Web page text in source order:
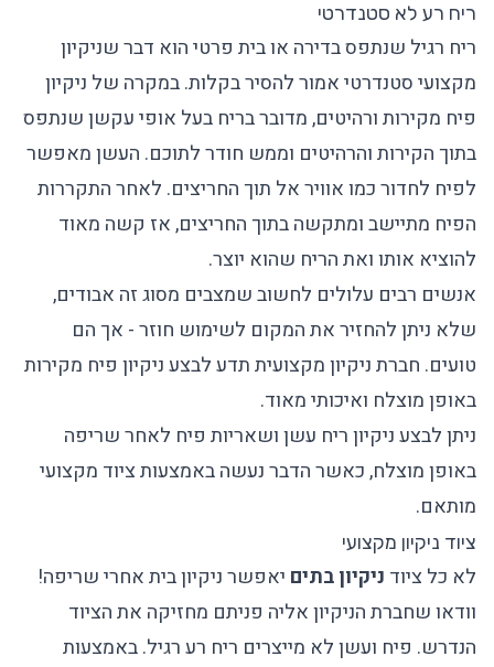
ריח רע לא סטנדרטי
ריח רגיל שנתפס בדירה או בית פרטי הוא דבר שניקיון
מקצועי סטנדרטי אמור להסיר בקלות. במקרה של ניקיון
פיח מקירות ורהיטים, מדובר בריח בעל אופי עקשן שנתפס
בתוך הקירות והרהיטים וממש חודר לתוכם. העשן מאפשר
לפיח לחדור כמו אוויר אל תוך החריצים. לאחר התקררות
הפיח מתיישב ומתקשה בתוך החריצים, אז קשה מאוד
להוציא אותו ואת הריח שהוא יוצר.
אנשים רבים עלולים לחשוב שמצבים מסוג זה אבודים,
שלא ניתן להחזיר את המקום לשימוש חוזר - אך הם
טועים. חברת ניקיון מקצועית תדע לבצע ניקיון פיח מקירות
באופן מוצלח ואיכותי מאוד.
ניתן לבצע ניקיון ריח עשן ושאריות פיח לאחר שריפה
באופן מוצלח, כאשר הדבר נעשה באמצעות ציוד מקצועי
מותאם.
ציוד ניקיון מקצועי
לא כל ציוד ניקיון בתים יאפשר ניקיון בית אחרי שריפה!
וודאו שחברת הניקיון אליה פניתם מחזיקה את הציוד
הנדרש. פיח ועשן לא מייצרים ריח רע רגיל. באמצעות